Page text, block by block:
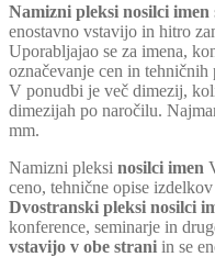
Namizni pleksi nosilci imen
enostavno vstavijo in hitro
Uporabljajao se za imena,
označevanje cen in tehničnih
V ponudbi je več dimezij,
dimezijah po naročilu.
mm.
Namizni pleksi nosilci imen
ceno, tehnične opise
Dvostranski pleksi nosilci
konference, seminarje in
vstavijo v obe strani in se